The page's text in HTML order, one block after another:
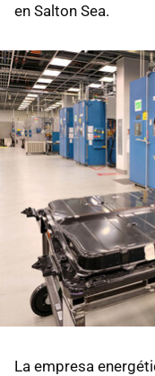
en Salton Sea.
La empresa